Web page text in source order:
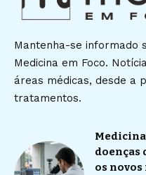
Mantenha-se informado
Medicina em Foco.
áreas médicas, desde a
tratamentos.
doenças
os